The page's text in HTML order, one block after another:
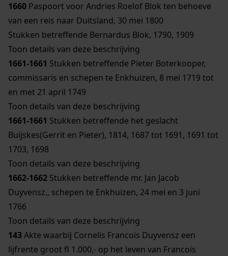
1660 Paspoort voor Andries Roelof Blok ten behoeve
van een reis naar Duitsland, 30 mei 1800
Stukken betreffende Bernardus Blok, 1790, 1909
Toon details van deze beschrijving
1661-1661 Stukken betreffende Pieter Boterkooper,
commissaris en schepen te Enkhuizen, 8 mei 1719 tot
en met 21 april 1749
Toon details van deze beschrijving
1661-1661 Stukken betreffende het geslacht
Buijskes(Gerrit en Pieter), 1814, 1687 tot 1691, 1691 tot
1703, 1698
Toon details van deze beschrijving
1662-1662 Stukken betreffende mr. Jan Jacob
Duyvensz., schepen te Enkhuizen, 24 mei en 3 juni
1766
Toon details van deze beschrijving
143Akte waarbij Cornelis Francois Duyvensz een
lijfrente groot fl 1.000,- op het leven van Francois